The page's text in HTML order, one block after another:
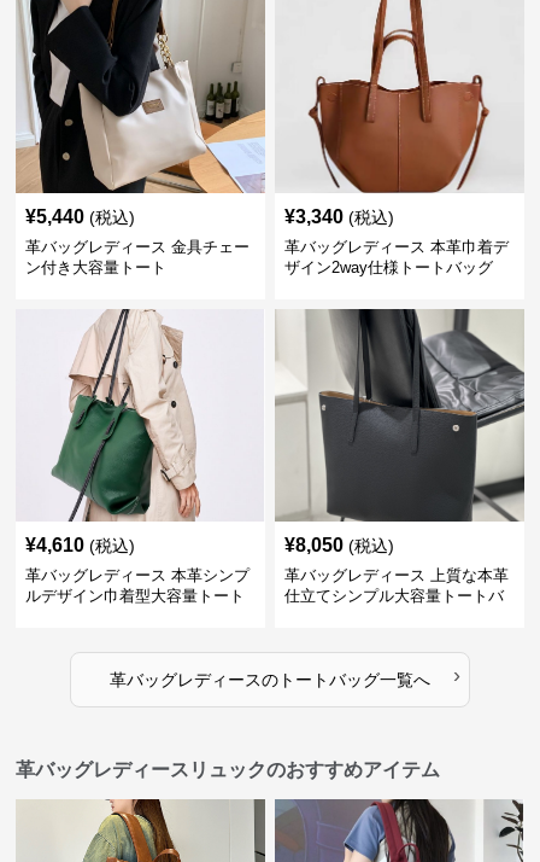
¥5,440 (税込)
革バッグレディース 金具チェー
ン付き大容量トート
¥3,340 (税込)
革バッグレディース 本革巾着デ
ザイン2way仕様トートバッグ
¥4,610 (税込)
革バッグレディース 本革シンプ
ルデザイン巾着型大容量トート
¥8,050 (税込)
革バッグレディース 上質な本革
仕立てシンプル大容量トートバ
革バッグレディースのトートバッグ一覧へ ›
革バッグレディースリュックのおすすめアイテム